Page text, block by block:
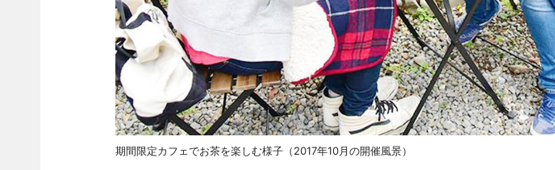
期間限定カフェでお茶を楽しむ様子（2017年10月の開催風景）